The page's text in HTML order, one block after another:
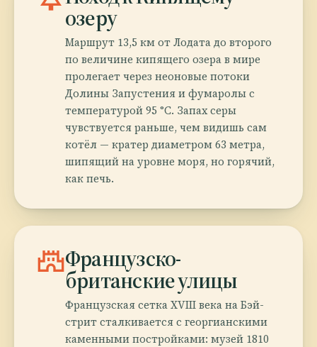
озеру
Маршрут 13,5 км от Лодата до второго
по величине кипящего озера в мире
пролегает через неоновые потоки
Долины Запустения и фумаролы с
температурой 95 °C. Запах серы
чувствуется раньше, чем видишь сам
котёл — кратер диаметром 63 метра,
шипящий на уровне моря, но горячий,
как печь.
castleФранцузско-
британские улицы
Французская сетка XVIII века на Бэй-
стрит сталкивается с георгианскими
каменными постройками: музей 1810